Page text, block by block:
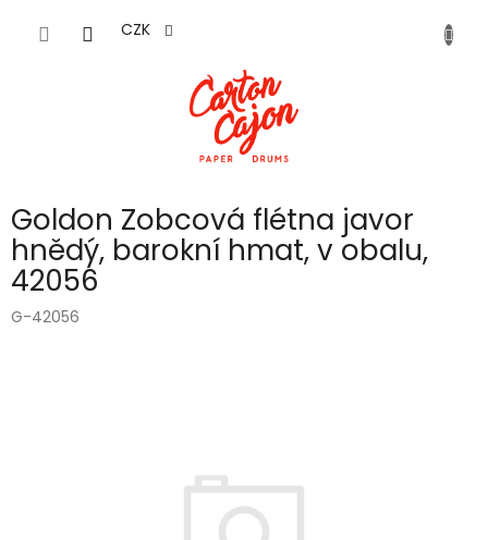
CZK
Goldon Zobcová flétna javor
hnědý, barokní hmat, v obalu,
42056
G-42056